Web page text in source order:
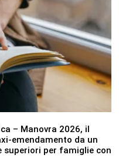
– Manovra 2026, il
emendamento da un
superiori per famiglie con